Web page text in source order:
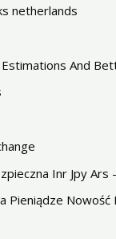
netherlands
And
Inr Jpy Ars
Pieniądze Nowość